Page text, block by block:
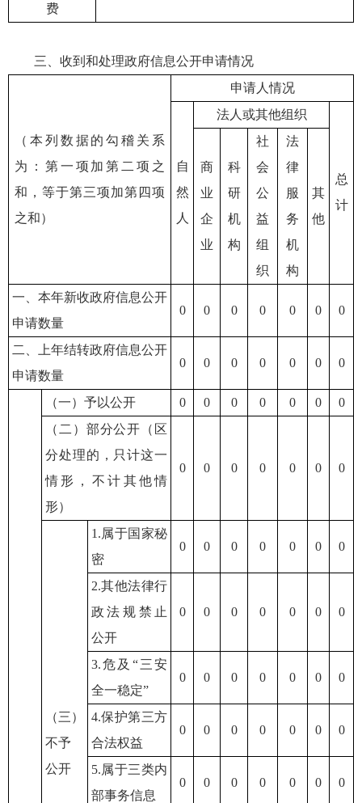
费
三、收到和处理政府信息公开申请情况
（本列数据的勾稽关系
为：第一项加第二项之
和，等于第三项加第四项
之和）
申请人情况
自
然
人
法人或其他组织
总
计
商
业
企
业
科
研
机
构
社
会
公
益
组
织
法
律
服
务
机
构
其
他
一、本年新收政府信息公开
申请数量
0 0 0 0 0 0 0
二、上年结转政府信息公开
申请数量
0 0 0 0 0 0 0
（一）予以公开 0 0 0 0 0 0
0
（二）部分公开（区
分处理的，只计这一
情形，不计其他情
形）
0 0 0 0 0 0 0
（三）
不予
公开
1.属于国家秘
密
0 0 0 0 0 0 0
2.其他法律行
政法规禁止
公开
0 0 0 0 0 0 0
3.危及“三安
全一稳定”
0 0 0 0 0 0 0
4.保护第三方
合法权益
0 0 0 0 0 0 0
5.属于三类内
部事务信息
0 0 0 0 0 0 0